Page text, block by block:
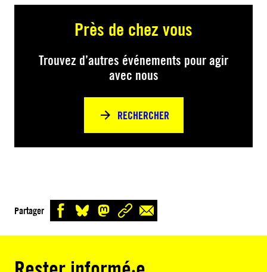
Près de chez vous
Trouvez d’autres événements pour agir
avec nous
RECHERCHER
Partager